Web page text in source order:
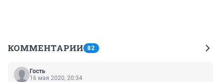
КОММЕНТАРИИ 82
Гость
16 мая 2020, 20:34